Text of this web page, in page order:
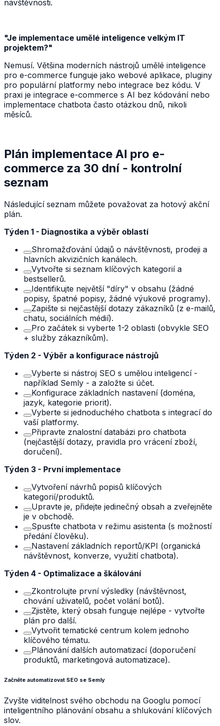
návštěvnosti.
"Je implementace umělé inteligence velkým IT
projektem?"
Nemusí. Většina moderních nástrojů umělé inteligence
pro e-commerce funguje jako webové aplikace, pluginy
pro populární platformy nebo integrace bez kódu. V
praxi je integrace e-commerce s AI bez kódování nebo
implementace chatbota často otázkou dnů, nikoli
měsíců.
Plán implementace AI pro e-
commerce za 30 dní - kontrolní
seznam
Následující seznam můžete považovat za hotový akční
plán.
Týden 1 - Diagnostika a výběr oblastí
Shromažďování údajů o návštěvnosti, prodeji a
hlavních akvizičních kanálech.
Vytvořte si seznam klíčových kategorií a
bestsellerů.
Identifikujte největší "díry" v obsahu (žádné
popisy, špatné popisy, žádné výukové programy).
Zapište si nejčastější dotazy zákazníků (z e-mailů,
chatu, sociálních médií).
Pro začátek si vyberte 1-2 oblasti (obvykle SEO
+ služby zákazníkům).
Týden 2 - Výběr a konfigurace nástrojů
Vyberte si nástroj SEO s umělou inteligencí -
například Semly - a založte si účet.
Konfigurace základních nastavení (doména,
jazyk, kategorie priorit).
Vyberte si jednoduchého chatbota s integrací do
vaší platformy.
Připravte znalostní databázi pro chatbota
(nejčastější dotazy, pravidla pro vrácení zboží,
doručení).
Týden 3 - První implementace
Vytvoření návrhů popisů klíčových
kategorií/produktů.
Upravte je, přidejte jedinečný obsah a zveřejněte
je v obchodě.
Spusťte chatbota v režimu asistenta (s možností
předání člověku).
Nastavení základních reportů/KPI (organická
návštěvnost, konverze, využití chatbota).
Týden 4 - Optimalizace a škálování
Zkontrolujte první výsledky (návštěvnost,
chování uživatelů, počet volání botů).
Zjistěte, který obsah funguje nejlépe - vytvořte
plán pro další.
Vytvořit tematické centrum kolem jednoho
klíčového tématu.
Plánování dalších automatizací (doporučení
produktů, marketingová automatizace).
Začněte automatizovat SEO se Semly
Zvyšte viditelnost svého obchodu na Googlu pomocí
inteligentního plánování obsahu a shlukování klíčových
slov.